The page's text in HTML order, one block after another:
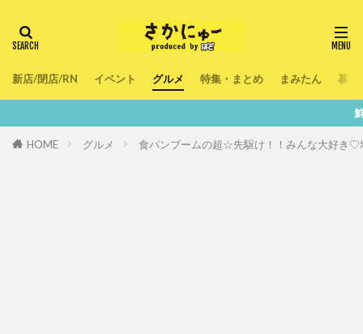
新店/閉店/RN イベント グルメ 特集・まとめ まみたん 暮ら
鮮度100％！堺・南大阪
HOME グルメ 食パンブームの超☆先駆け！！みんな大好き♡